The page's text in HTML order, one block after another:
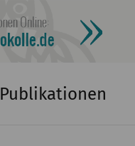
Publikationen